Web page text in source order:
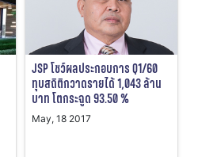
JSP โชว์ผลประกอบการ Q1/60
ทุบสถิติกวาดรายได้ 1,043 ล้าน
บาท โตกระฉูด 93.50 %
May, 18 2017